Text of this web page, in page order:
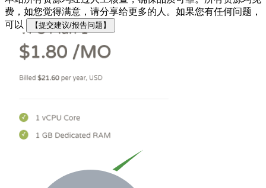
费，如您觉得满意，请分享给更多的人。如果您有任何问题，
可以
【提交建议/报告问题】